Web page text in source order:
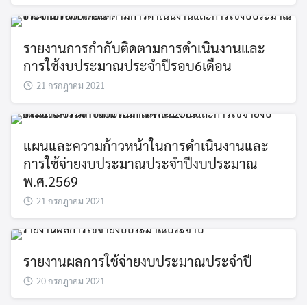
รายงานการกำกับติดตามการดำเนินงานและ
การใช้งบประมาณประจำปีรอบ6เดือน
21 กรกฎาคม 2021
แผนและความก้าวหน้าในการดำเนินงานและ
การใช้จ่ายงบประมาณประจำปีงบประมาณ
พ.ศ.2569
21 กรกฎาคม 2021
รายงานผลการใช้จ่ายงบประมาณประจำปี
20 กรกฎาคม 2021